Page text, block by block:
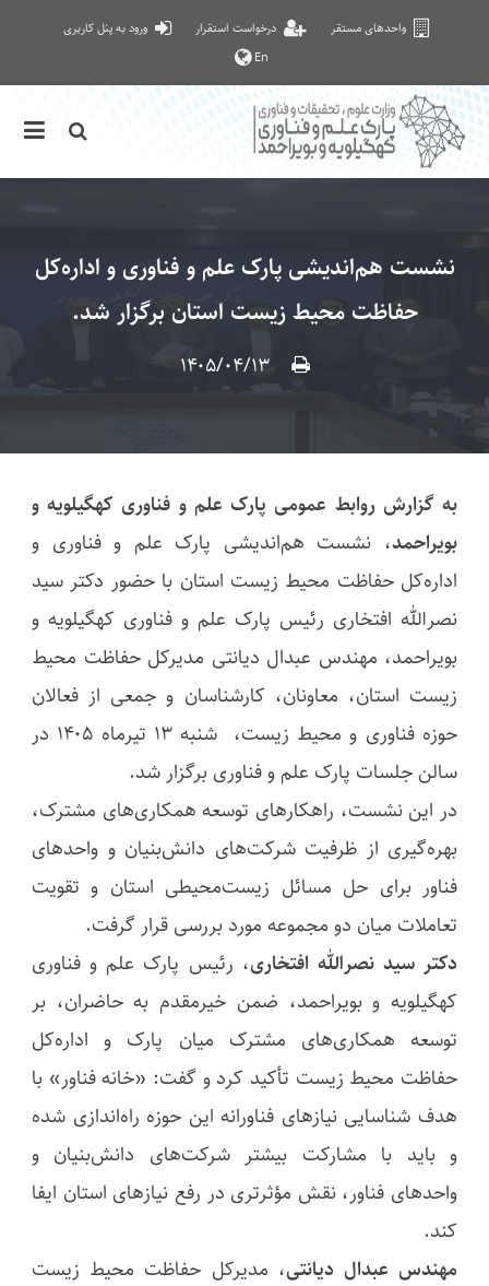
واحدهای مستقر درخواست استقرار
ورود به پنل کاربری
En
نشست هم‌اندیشی پارک علم و فناوری و اداره‌کل
حفاظت محیط زیست استان برگزار شد.
۱۴۰۵/۰۴/۱۳
به گزارش روابط عمومی پارک علم و فناوری کهگیلویه و
بویراحمد، نشست هم‌اندیشی پارک علم و فناوری و
اداره‌کل حفاظت محیط زیست استان با حضور دکتر سید
نصرالله افتخاری رئیس پارک علم و فناوری کهگیلویه و
بویراحمد، مهندس عبدال دیانتی مدیرکل حفاظت محیط
زیست استان، معاونان، کارشناسان و جمعی از فعالان
حوزه فناوری و محیط زیست، شنبه ۱۳ تیرماه ۱۴۰۵ در
سالن جلسات پارک علم و فناوری برگزار شد.
در این نشست، راهکارهای توسعه همکاری‌های مشترک،
بهره‌گیری از ظرفیت شرکت‌های دانش‌بنیان و واحدهای
فناور برای حل مسائل زیست‌محیطی استان و تقویت
تعاملات میان دو مجموعه مورد بررسی قرار گرفت.
دکتر سید نصرالله افتخاری، رئیس پارک علم و فناوری
کهگیلویه و بویراحمد، ضمن خیرمقدم به حاضران، بر
توسعه همکاری‌های مشترک میان پارک و اداره‌کل
حفاظت محیط زیست تأکید کرد و گفت: «خانه فناور» با
هدف شناسایی نیازهای فناورانه این حوزه راه‌اندازی شده
و باید با مشارکت بیشتر شرکت‌های دانش‌بنیان و
واحدهای فناور، نقش مؤثرتری در رفع نیازهای استان ایفا
کند.
مهندس عبدال دیانتی، مدیرکل حفاظت محیط زیست